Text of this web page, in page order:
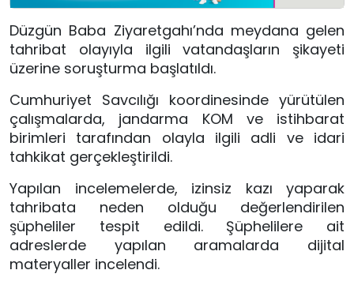
Düzgün Baba Ziyaretgahı’nda meydana gelen
tahribat olayıyla ilgili vatandaşların şikayeti
üzerine soruşturma başlatıldı.
Cumhuriyet Savcılığı koordinesinde yürütülen
çalışmalarda, jandarma KOM ve istihbarat
birimleri tarafından olayla ilgili adli ve idari
tahkikat gerçekleştirildi.
Yapılan incelemelerde, izinsiz kazı yaparak
tahribata neden olduğu değerlendirilen
şüpheliler tespit edildi. Şüphelilere ait
adreslerde yapılan aramalarda dijital
materyaller incelendi.